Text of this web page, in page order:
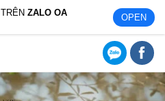
TRÊNZALO OA OPEN